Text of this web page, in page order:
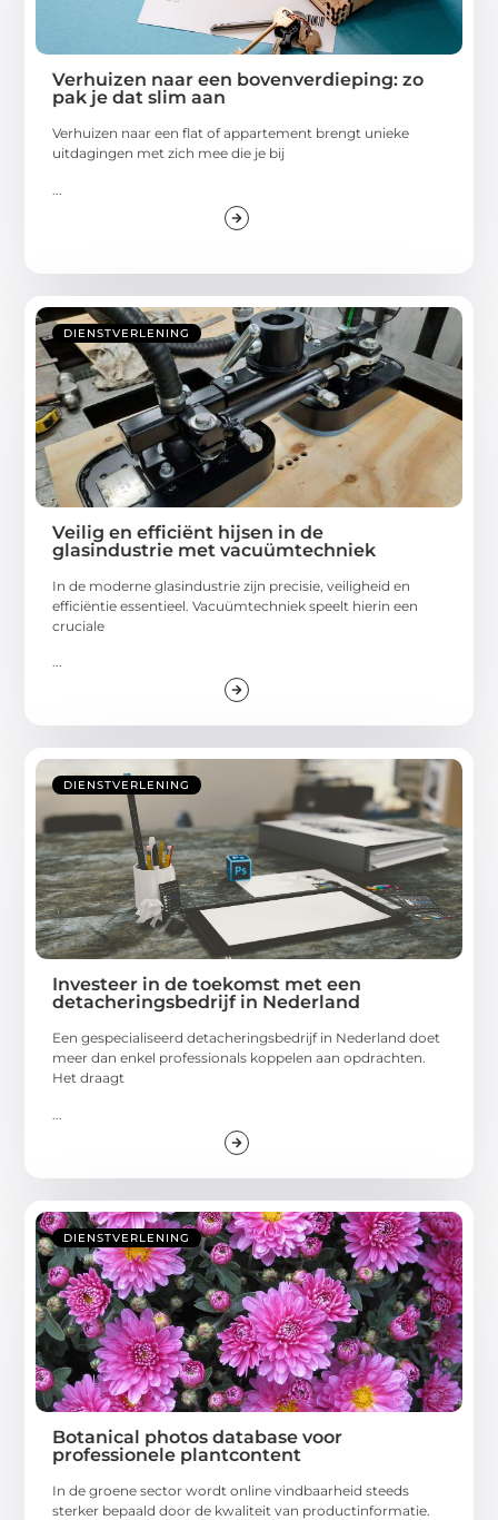
Verhuizen naar een bovenverdieping: zo
pak je dat slim aan
Verhuizen naar een flat of appartement brengt unieke
uitdagingen met zich mee die je bij
DIENSTVERLENING
Veilig en efficiënt hijsen in de
glasindustrie met vacuümtechniek
In de moderne glasindustrie zijn precisie, veiligheid en
efficiëntie essentieel. Vacuümtechniek speelt hierin een
cruciale
...
DIENSTVERLENING
Investeer in de toekomst met een
detacheringsbedrijf in Nederland
Een gespecialiseerd detacheringsbedrijf in Nederland doet
meer dan enkel professionals koppelen aan opdrachten.
Het draagt
DIENSTVERLENING
Botanical photos database voor
professionele plantcontent
In de groene sector wordt online vindbaarheid steeds
sterker bepaald door de kwaliteit van productinformatie.